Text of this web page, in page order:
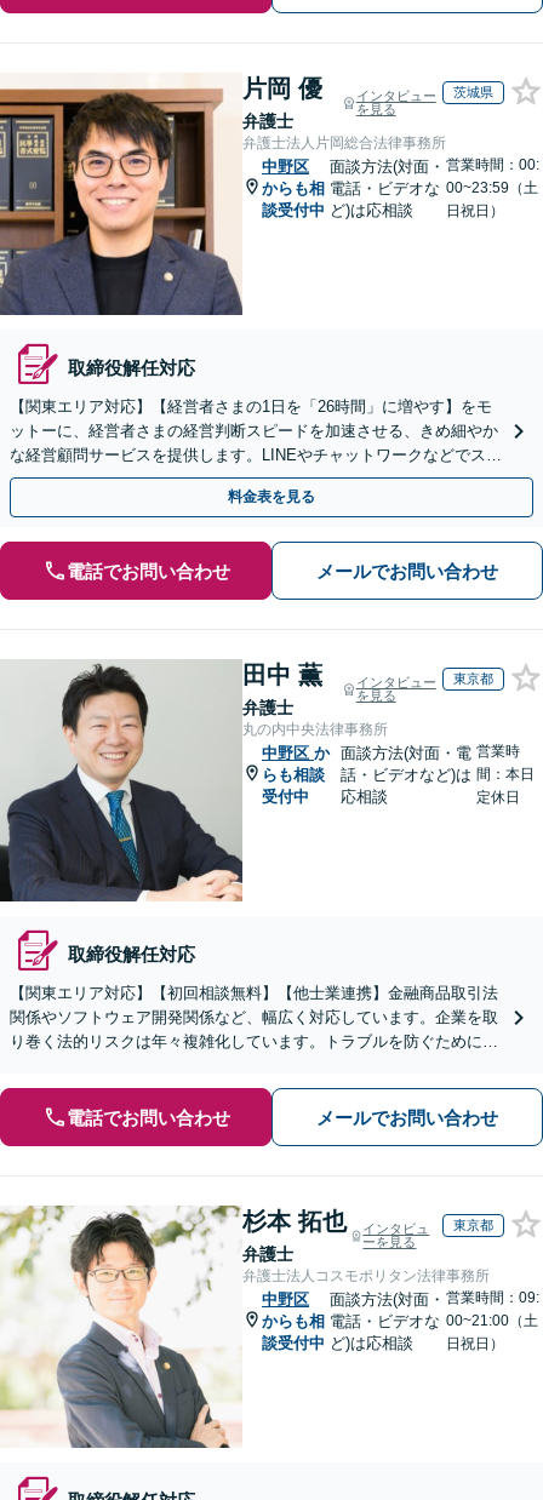
片岡 優
弁護士
インタビュー
を見る
茨城県
弁護士法人片岡総合法律事務所
中野区
からも相
談受付中
面談方法(対面・
電話・ビデオな
ど)は応相談
営業時間：00:
00~23:59（土
日祝日）
取締役解任対応
【関東エリア対応】【経営者さまの1日を「26時間」に増やす】をモ
ットーに、経営者さまの経営判断スピードを加速させる、きめ細やか
な経営顧問サービスを提供します。LINEやチャットワークなどでスピ
ーディに対応。今後問題となりそうな課題もお任せ
料金表を見る
電話でお問い合わせ メールでお問い合わせ
田中 薫
弁護士
インタビュー
を見る
東京都
丸の内中央法律事務所
中野区 か
らも相談
受付中
面談方法(対面・電
話・ビデオなど)は
応相談
営業時
間：本日
定休日
取締役解任対応
【関東エリア対応】【初回相談無料】【他士業連携】金融商品取引法
関係やソフトウェア開発関係など、幅広く対応しています。企業を取
り巻く法的リスクは年々複雑化しています。トラブルを防ぐために
電話でお問い合わせ メールでお問い合わせ
杉本 拓也
弁護士
インタビュ
ーを見る
東京都
弁護士法人コスモポリタン法律事務所
中野区
からも相
談受付中
面談方法(対面・
電話・ビデオな
ど)は応相談
営業時間：09:
00~21:00（土
日祝日）